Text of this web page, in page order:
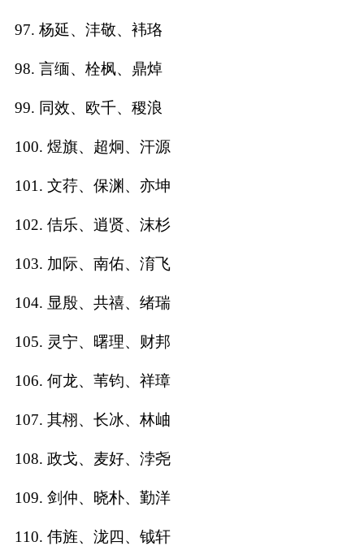
97. 杨延、沣敬、袆珞
98. 言缅、栓枫、鼎焯
99. 同效、欧千、稷浪
100. 煜旗、超炯、汗源
101. 文荇、保渊、亦坤
102. 佶乐、逍贤、沫杉
103. 加际、南佑、淯飞
104. 显殷、共禧、绪瑞
105. 灵宁、曙理、财邦
106. 何龙、苇钧、祥璋
107. 其栩、长冰、林岫
108. 政戈、麦好、浡尧
109. 剑仲、晓朴、勤洋
110. 伟旌、泷四、钺轩